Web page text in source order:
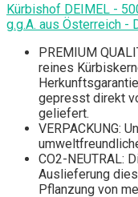
Kürbishof DEIMEL -
g.g.A. aus Österreich -
PREMIUM
reines
gepresst direkt
geliefert.
VERPACKUNG:
CO2-NEUTRAL:
Auslieferung
Pflanzung von